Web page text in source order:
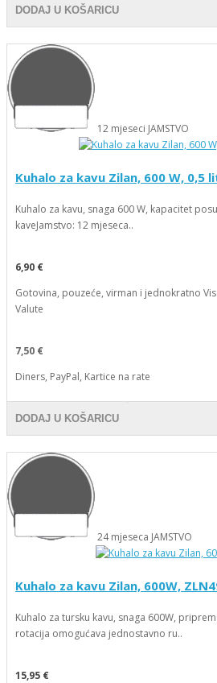
DODAJ U KOŠARICU
12 mjeseci JAMSTVO
Kuhalo za kavu Zilan, 600 W, 0,5
Kuhalo za kavu, snaga 600 W, kapacitet
kaveJamstvo: 12 mjeseca..
6,90 €
Gotovina, pouzeće, virman i jednokratno
Valute
7,50 €
Diners, PayPal, Kartice na rate
DODAJ U KOŠARICU
24 mjeseca JAMSTVO
Kuhalo za kavu Zilan, 600W,
Kuhalo za tursku kavu, snaga 600W,
rotacija omogućava jednostavno ru..
15,95 €